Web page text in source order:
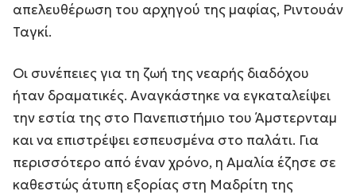
απελευθέρωση του αρχηγού της μαφίας, Ριντουάν
Ταγκί.
Οι συνέπειες για τη ζωή της νεαρής διαδόχου
ήταν δραματικές. Αναγκάστηκε να εγκαταλείψει
την εστία της στο Πανεπιστήμιο του Άμστερνταμ
και να επιστρέψει εσπευσμένα στο παλάτι. Για
περισσότερο από έναν χρόνο, η Αμαλία έζησε σε
καθεστώς άτυπη εξορίας στη Μαδρίτη της